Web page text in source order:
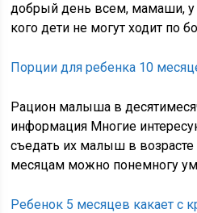
добрый день всем, мамаши, у
кого дети не могут ходит по
Порции для ребенка 10
Рацион малыша в
информация Многие
съедать их малыш в
месяцам можно понемногу
Ребенок 5 месяцев какает с